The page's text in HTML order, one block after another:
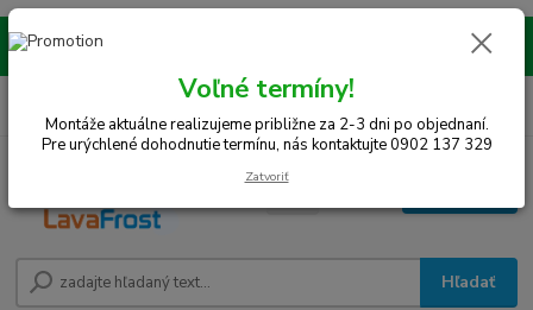
Montáže realizujeme na celom západe SR! Kraje TT, BA, NR, TN, vrátane
Hľadať
(Po-Pia, 8-15 hod.)
0 €
Voľné termíny!
Montáže aktuálne realizujeme približne za 2-3 dni po objednaní.
Pre urýchlené dohodnutie termínu, nás kontaktujte 0902 137 329
Zatvoriť